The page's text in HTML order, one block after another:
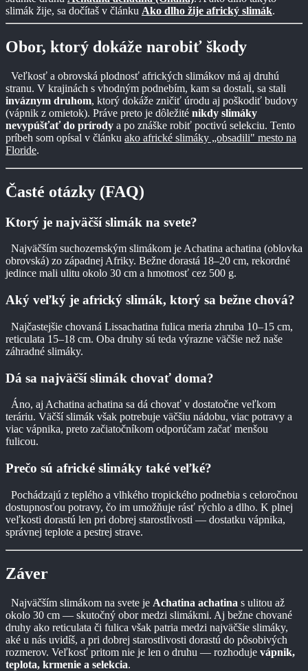
slimák žije, sa dočítaš v článku Ako dlho žije africký slimák.
Obor, ktorý dokáže narobiť škody
Veľkosť a obrovská plodnosť afrických slimákov má aj druhú
stranu. V krajinách s vhodným podnebím, kam sa dostali, sa stali
inváznym druhom, ktorý dokáže zničiť úrodu aj poškodiť budovy
(vápnik z omietok). Práve preto je dôležité nikdy slimáky
nevypúšťať do prírody a po znáške robiť poctivú selekciu. Tento
príbeh som opísal v článku ako africké slimáky „obsadili" mesto na
Floride.
Časté otázky (FAQ)
Ktorý je najväčší slimák na svete?
Najväčším suchozemským slimákom je Achatina achatina (oblovka
obrovská) zo západnej Afriky. Bežne dorastá 18–20 cm, rekordné
jedince mali ulitu okolo 30 cm a hmotnosť cez 500 g.
Aký veľký je africký slimák, ktorý sa bežne chová?
Najčastejšie chovaná Lissachatina fulica meria zhruba 10–15 cm,
reticulata 15–18 cm. Oba druhy sú teda výrazne väčšie než naše
záhradné slimáky.
Dá sa najväčší slimák chovať doma?
Áno, aj Achatina achatina sa dá chovať v dostatočne veľkom
teráriu. Väčší slimák však potrebuje väčšiu nádobu, viac potravy a
viac vápnika, preto začiatočníkom odporúčam začať menšou
fulicou.
Prečo sú africké slimáky také veľké?
Pochádzajú z teplého a vlhkého tropického podnebia s celoročnou
dostupnosťou potravy, čo im umožňuje rásť rýchlo a dlho. K plnej
veľkosti dorastú len pri dobrej starostlivosti — dostatku vápnika,
správnej teplote a pestrej strave.
Záver
Najväčším slimákom na svete je Achatina achatina s ulitou až
okolo 30 cm — skutočný obor medzi slimákmi. Aj bežne chované
druhy ako reticulata či fulica však patria medzi najväčšie slimáky,
aké u nás uvidíš, a pri dobrej starostlivosti dorastú do pôsobivých
rozmerov. Veľkosť pritom nie je len o druhu — rozhoduje vápnik,
teplota, krmenie a selekcia.